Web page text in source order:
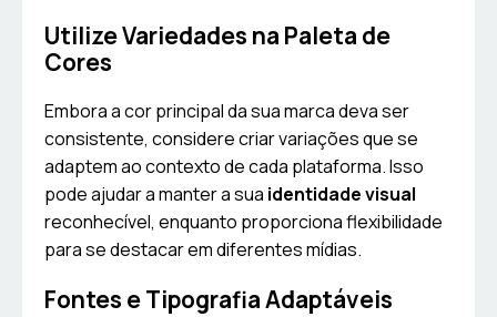
Utilize Variedades na Paleta de
Cores
Embora a cor principal da sua marca deva ser
consistente, considere criar variações que se
adaptem ao contexto de cada plataforma. Isso
pode ajudar a manter a sua identidade visual
reconhecível, enquanto proporciona flexibilidade
para se destacar em diferentes mídias.
Fontes e Tipografia Adaptáveis